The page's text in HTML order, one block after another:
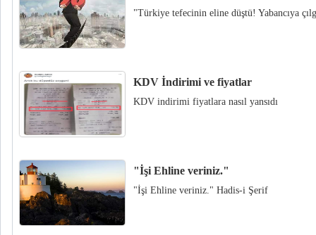
"Türkiye tefecinin eline düştü! Yabancıya
KDV İndirimi ve fiyatlar
KDV indirimi fiyatlara nasıl yansıdı
"İşi Ehline veriniz."
"İşi Ehline veriniz." Hadis-i Şerif